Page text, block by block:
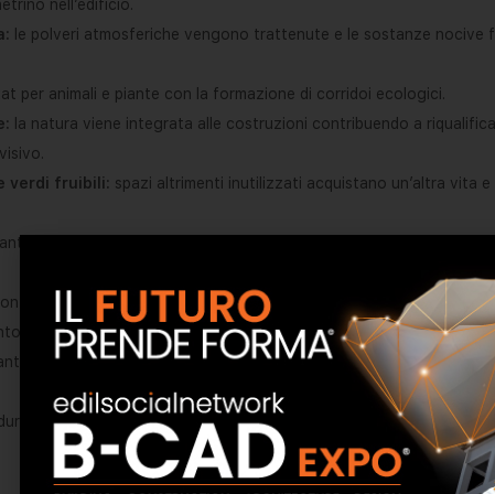
nell’edificio.
le polveri atmosferiche vengono trattenute e le sostanze nocive
per animali e piante con la formazione di corridoi ecologici.
la natura viene integrata alle costruzioni contribuendo a
verdi fruibili: spazi altrimenti inutilizzati acquistano un’altra vita e
impermeabilizzanti rimangono protetti dagli sbalzi termici, dai
la copertura a verde Iglu’® Green Roof, la variazione termica è
dell’edificio rimangono schermati. Il miglioramento delle
considerevoli risparmi sui costi energetici di
prestazioni, valenza estetica determinano un sensibile